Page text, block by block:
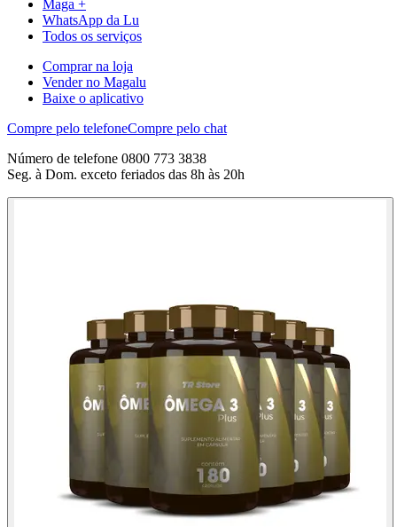
Maga +
WhatsApp da Lu
Todos os serviços
Comprar na loja
Vender no Magalu
Baixe o aplicativo
Compre pelo telefoneCompre pelo chat
Número de telefone 0800 773 3838
Seg. à Dom. exceto feriados das 8h às 20h